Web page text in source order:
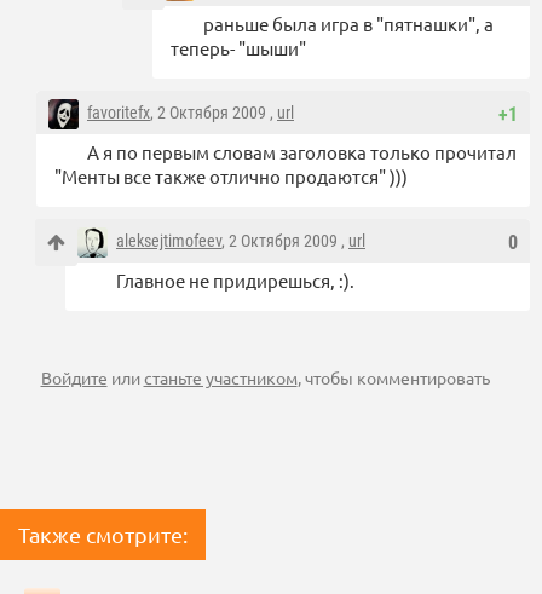
раньше была игра в "пятнашки", а
теперь- "шыши"
+1
favoritefx, 2 Октября 2009 , url
А я по первым словам заголовка только прочитал
"Менты все также отлично продаются" )))
0
aleksejtimofeev, 2 Октября 2009 , url
Главное не придирешься, :).
Войдите илистаньте участником, чтобы комментировать
Также смотрите: